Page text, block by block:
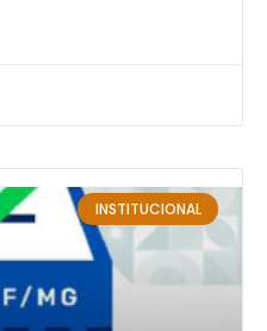
INSTITUCIONAL